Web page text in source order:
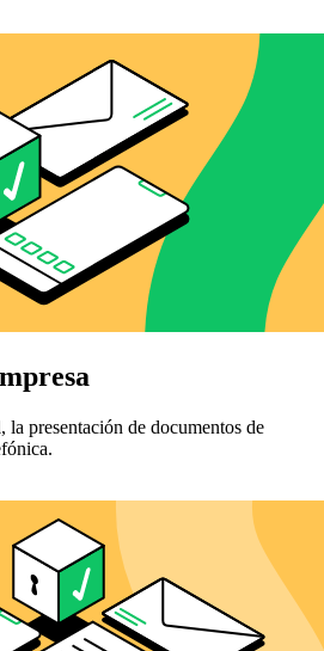
la presentación de documentos de